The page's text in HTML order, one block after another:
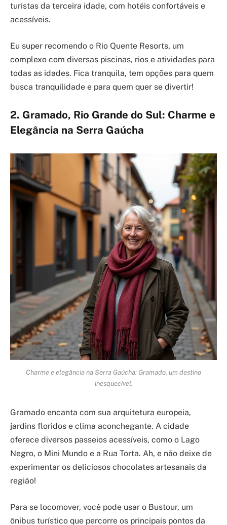
turistas da terceira idade, com hotéis confortáveis e
acessíveis.
Eu super recomendo o Rio Quente Resorts, um
complexo com diversas piscinas, rios e atividades para
todas as idades. Fica tranquila, tem opções para quem
busca tranquilidade e para quem quer se divertir!
2. Gramado, Rio Grande do Sul: Charme e
Elegância na Serra Gaúcha
Charme e elegância na Serra Gaúcha: Gramado, um destino
inesquecível.
Gramado encanta com sua arquitetura europeia,
jardins floridos e clima aconchegante. A cidade
oferece diversos passeios acessíveis, como o Lago
Negro, o Mini Mundo e a Rua Torta. Ah, e não deixe de
experimentar os deliciosos chocolates artesanais da
região!
Para se locomover, você pode usar o Bustour, um
ônibus turístico que percorre os principais pontos da